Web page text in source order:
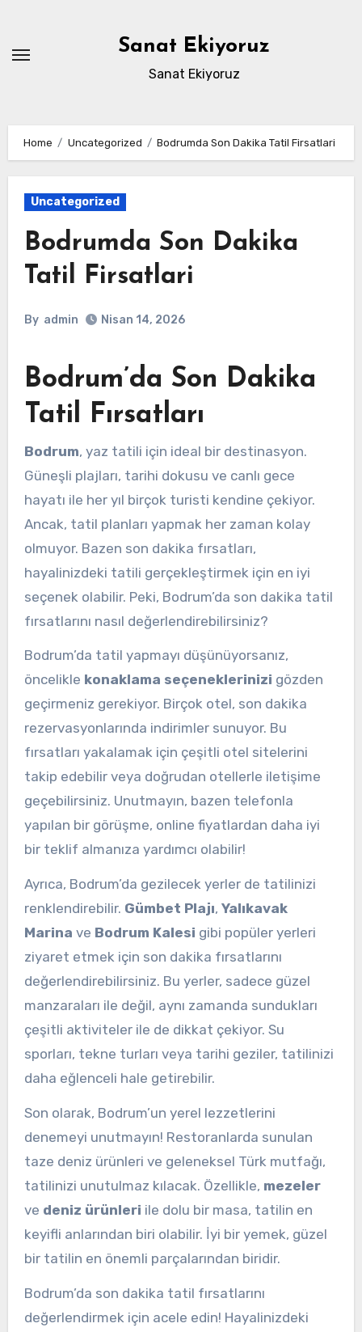
content
Sanat Ekiyoruz
Sanat Ekiyoruz
Home Uncategorized Bodrumda Son Dakika Tatil Firsatlari
Uncategorized
Bodrumda Son Dakika
Tatil Firsatlari
By admin Nisan 14, 2026
Bodrum’da Son Dakika
Tatil Fırsatları
Bodrum, yaz tatili için ideal bir destinasyon.
Güneşli plajları, tarihi dokusu ve canlı gece
hayatı ile her yıl birçok turisti kendine çekiyor.
Ancak, tatil planları yapmak her zaman kolay
olmuyor. Bazen son dakika fırsatları,
hayalinizdeki tatili gerçekleştirmek için en iyi
seçenek olabilir. Peki, Bodrum’da son dakika tatil
fırsatlarını nasıl değerlendirebilirsiniz?
Bodrum’da tatil yapmayı düşünüyorsanız,
öncelikle konaklama seçeneklerinizi gözden
geçirmeniz gerekiyor. Birçok otel, son dakika
rezervasyonlarında indirimler sunuyor. Bu
fırsatları yakalamak için çeşitli otel sitelerini
takip edebilir veya doğrudan otellerle iletişime
geçebilirsiniz. Unutmayın, bazen telefonla
yapılan bir görüşme, online fiyatlardan daha iyi
bir teklif almanıza yardımcı olabilir!
Ayrıca, Bodrum’da gezilecek yerler de tatilinizi
renklendirebilir. Gümbet Plajı, Yalıkavak
Marina ve Bodrum Kalesi gibi popüler yerleri
ziyaret etmek için son dakika fırsatlarını
değerlendirebilirsiniz. Bu yerler, sadece güzel
manzaraları ile değil, aynı zamanda sundukları
çeşitli aktiviteler ile de dikkat çekiyor. Su
sporları, tekne turları veya tarihi geziler, tatilinizi
daha eğlenceli hale getirebilir.
Son olarak, Bodrum’un yerel lezzetlerini
denemeyi unutmayın! Restoranlarda sunulan
taze deniz ürünleri ve geleneksel Türk mutfağı,
tatilinizi unutulmaz kılacak. Özellikle, mezeler
ve deniz ürünleri ile dolu bir masa, tatilin en
keyifli anlarından biri olabilir. İyi bir yemek, güzel
bir tatilin en önemli parçalarından biridir.
Bodrum’da son dakika tatil fırsatlarını
değerlendirmek için acele edin! Hayalinizdeki